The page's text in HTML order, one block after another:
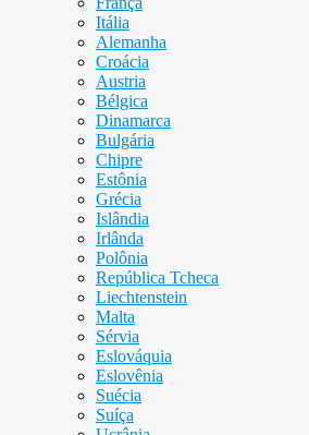
Itália
Alemanha
Croácia
Austria
Bélgica
Dinamarca
Bulgária
Chipre
Estônia
Grécia
Islândia
Irlânda
Polônia
República Tcheca
Liechtenstein
Malta
Sérvia
Eslováquia
Eslovênia
Suécia
Suíça